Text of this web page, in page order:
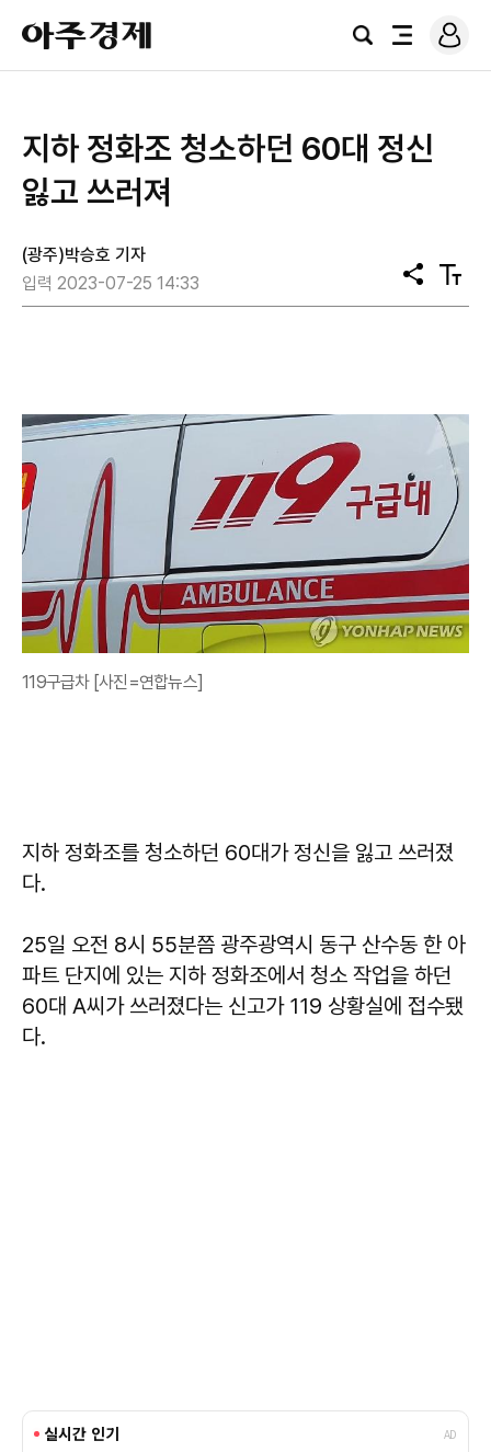
아
주
경
검
전
로
그
지하 정화조 청소하던 60대 정신
잃고 쓰러져
(광주)박승호 기자
입력 2023-07-25 14:33
공
유
텍
스
119구급차 [사진=연합뉴스]
지하 정화조를 청소하던 60대가 정신을 잃고 쓰러졌
다.
25일 오전 8시 55분쯤 광주광역시 동구 산수동 한 아
파트 단지에 있는 지하 정화조에서 청소 작업을 하던
60대 A씨가 쓰러졌다는 신고가 119 상황실에 접수됐
다.